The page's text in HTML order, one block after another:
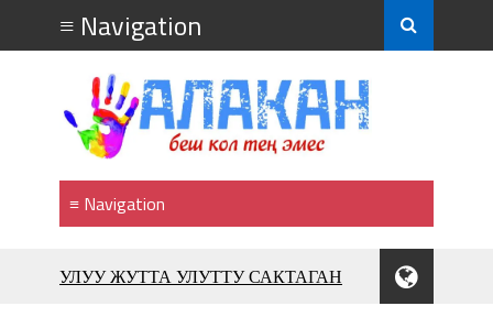
УЛУУ ЖУТТА УЛУТТУ САКТАГАН